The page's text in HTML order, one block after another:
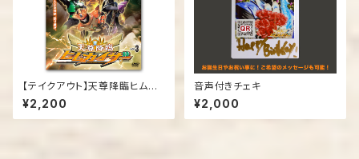
【テイクアウト】天尊降臨ヒムカ
イザーDVD第３弾
¥2,200
音声付きチェキ
¥2,000